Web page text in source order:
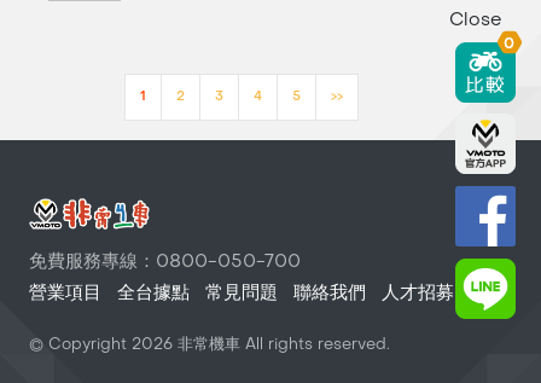
1 2 3 4 5 >>
免費服務專線：0800-050-700
營業項目
全台據點 常見問題 聯絡我們 人才招募
© Copyright 2026 非常機車 All rights reserved.
Close
0